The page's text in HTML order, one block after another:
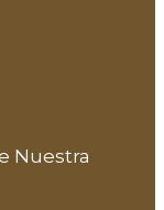
Nuestra